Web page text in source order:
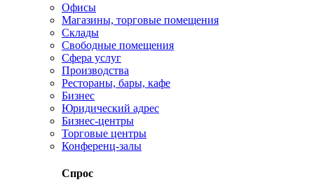
Офисы
Магазины, торговые помещения
Склады
Свободные помещения
Сфера услуг
Производства
Рестораны, бары, кафе
Бизнес
Юридический адрес
Бизнес-центры
Торговые центры
Конференц-залы
Спрос